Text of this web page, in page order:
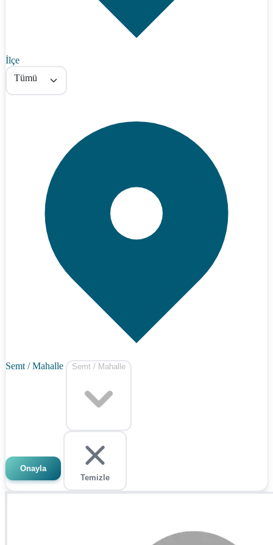
İlçe
Tümü
Semt / Mahalle Semt / Mahalle
Onayla
Temizle